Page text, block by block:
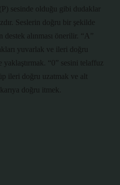
sesinde olduğu gibi dudaklar
Seslerin doğru bir şekilde
destek alınması önerilir. “A”
yuvarlak ve ileri doğru
“0” sesini telaffuz
ileri doğru uzatmak ve alt
doğru itmek.